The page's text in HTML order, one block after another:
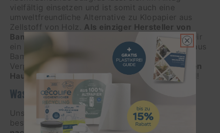
vielfältig einsetzen und ist somit auch eine
umweltfreundliche Alternative zu Klopapier aus
Zellstoff von Holz.
Als einziger Hersteller von
Bambus-Toilettenpapier in Europa
bieten wir Dir
ein Sortiment mit plastikfreiem Toilettenpapier aus
Bambus in verschieden großen
Verpackungseinheiten.
Hol Dir diesen ultimativen
Hautschmeichler am besten heute noch ins Bad!
Was ist Bambus Toilettenpapier überhaupt?
Unser ökologisches Bambus-Toilettenpapier
besteht
aus mindestens 60 Prozent